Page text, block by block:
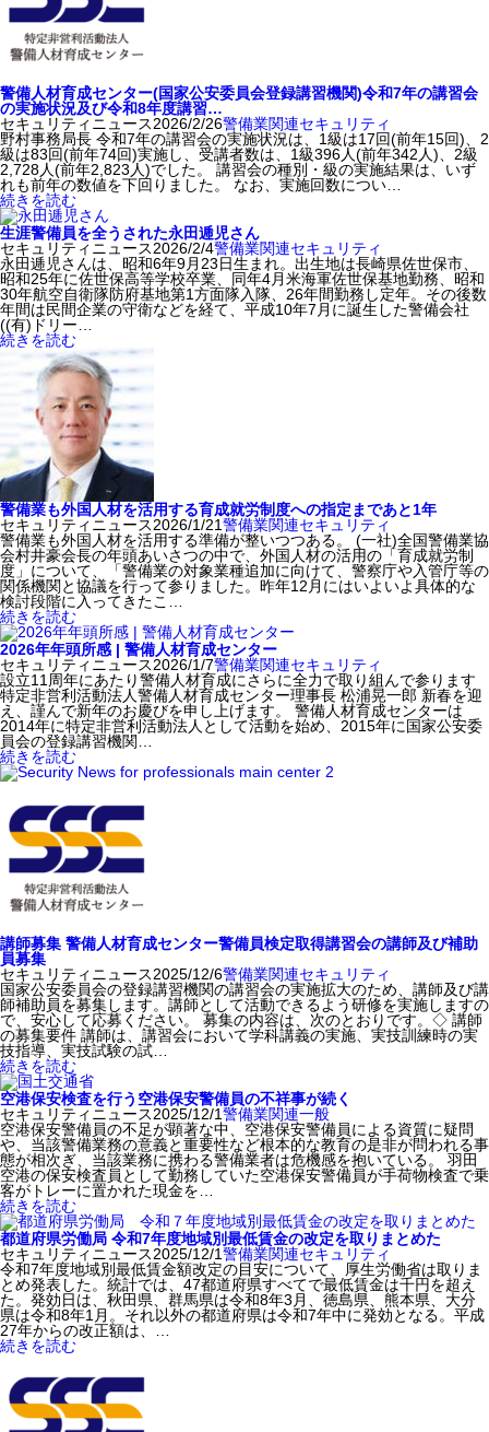
警備人材育成センター(国家公安委員会登録講習機関)令和7年の講習会
の実施状況及び令和8年度講習…
セキュリティニュース2026/2/26警備業関連セキュリティ
野村事務局長 令和7年の講習会の実施状況は、1級は17回(前年15回)、2
級は83回(前年74回)実施し、受講者数は、1級396人(前年342人)、2級
2,728人(前年2,823人)でした。 講習会の種別・級の実施結果は、いず
れも前年の数値を下回りました。 なお、実施回数につい…
続きを読む
生涯警備員を全うされた永田逓児さん
セキュリティニュース2026/2/4警備業関連セキュリティ
永田逓児さんは、昭和6年9月23日生まれ。出生地は長崎県佐世保市、
昭和25年に佐世保高等学校卒業、同年4月米海軍佐世保基地勤務、昭和
30年航空自衛隊防府基地第1方面隊入隊、26年間勤務し定年。その後数
年間は民間企業の守衛などを経て、平成10年7月に誕生した警備会社
((有)ドリー…
続きを読む
警備業も外国人材を活用する育成就労制度への指定まであと1年
セキュリティニュース2026/1/21警備業関連セキュリティ
警備業も外国人材を活用する準備が整いつつある。 (一社)全国警備業協
会村井豪会長の年頭あいさつの中で、外国人材の活用の「育成就労制
度」について、「警備業の対象業種追加に向けて、警察庁や入管庁等の
関係機関と協議を行って参りました。昨年12月にはいよいよ具体的な
検討段階に入ってきたこ…
続きを読む
2026年年頭所感 | 警備人材育成センター
セキュリティニュース2026/1/7警備業関連セキュリティ
設立11周年にあたり警備人材育成にさらに全力で取り組んで参ります
特定非営利活動法人警備人材育成センター理事長 松浦晃一郎 新春を迎
え、謹んで新年のお慶びを申し上げます。 警備人材育成センターは
2014年に特定非営利活動法人として活動を始め、2015年に国家公安委
員会の登録講習機関…
続きを読む
講師募集 警備人材育成センター警備員検定取得講習会の講師及び補助
員募集
セキュリティニュース2025/12/6警備業関連セキュリティ
国家公安委員会の登録講習機関の講習会の実施拡大のため、講師及び講
師補助員を募集します。講師として活動できるよう研修を実施しますの
で、安心して応募ください。 募集の内容は、次のとおりです。◇ 講師
の募集要件 講師は、講習会において学科講義の実施、実技訓練時の実
技指導、実技試験の試…
続きを読む
空港保安検査を行う空港保安警備員の不祥事が続く
セキュリティニュース2025/12/1警備業関連一般
空港保安警備員の不足が顕著な中、空港保安警備員による資質に疑問
や、当該警備業務の意義と重要性など根本的な教育の是非が問われる事
態が相次ぎ、当該業務に携わる警備業者は危機感を抱いている。 羽田
空港の保安検査員として勤務していた空港保安警備員が手荷物検査で乗
客がトレーに置かれた現金を…
続きを読む
都道府県労働局 令和7年度地域別最低賃金の改定を取りまとめた
セキュリティニュース2025/12/1警備業関連セキュリティ
令和7年度地域別最低賃金額改定の目安について、厚生労働省は取りま
とめ発表した。統計では、47都道府県すべてで最低賃金は千円を超え
た。発効日は、秋田県、群馬県は令和8年3月、徳島県、熊本県、大分
県は令和8年1月。それ以外の都道府県は令和7年中に発効となる。平成
27年からの改正額は、…
続きを読む